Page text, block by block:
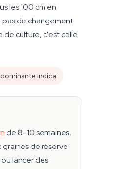
les 100 cm en
pas de changement
de culture, c'est celle
indica
de 8–10 semaines,
de réserve
lancer des